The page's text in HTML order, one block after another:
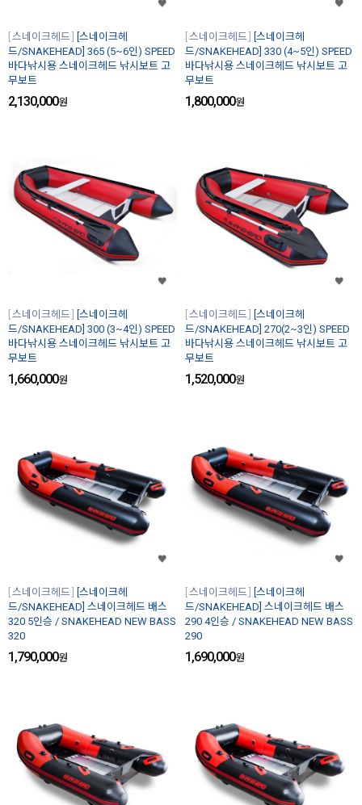
스네이크헤드
[스네이크헤
드/SNAKEHEAD] 365 (5~6인) SPEED
바다낚시용 스네이크헤드 낚시보트 고
무보트
2,130,000원
스네이크헤드
[스네이크헤
드/SNAKEHEAD] 330 (4~5인) SPEED
바다낚시용 스네이크헤드 낚시보트 고
무보트
1,800,000원
스네이크헤드
[스네이크헤
드/SNAKEHEAD] 300 (3~4인) SPEED
바다낚시용 스네이크헤드 낚시보트 고
무보트
1,660,000원
스네이크헤드
[스네이크헤
드/SNAKEHEAD] 270(2~3인) SPEED
바다낚시용 스네이크헤드 낚시보트 고
무보트
1,520,000원
스네이크헤드
[스네이크헤
드/SNAKEHEAD] 스네이크헤드 배스
320 5인승 / SNAKEHEAD NEW BASS
320
1,790,000원
스네이크헤드
[스네이크헤
드/SNAKEHEAD] 스네이크헤드 배스
290 4인승 / SNAKEHEAD NEW BASS
290
1,690,000원